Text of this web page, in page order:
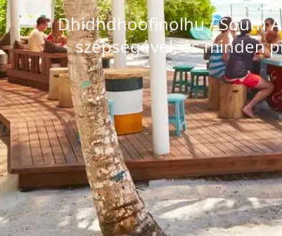
Dhidhdhoofinolhu / South
szépségével, és minden